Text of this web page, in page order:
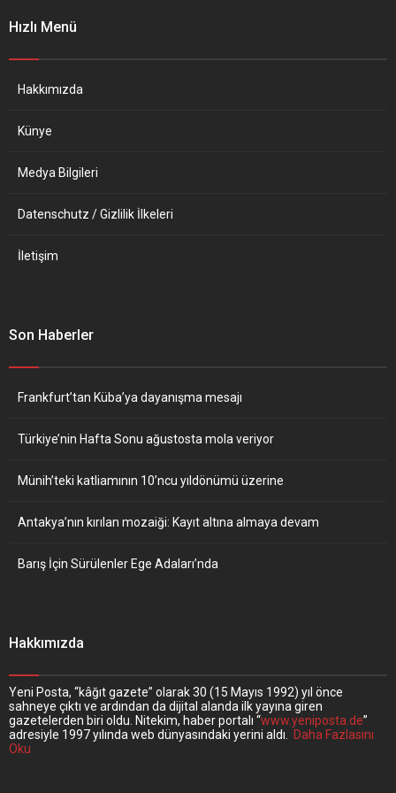
çok sayıda sahte...
Hızlı Menü
Hakkımızda
Künye
Medya Bilgileri
Datenschutz / Gizlilik İlkeleri
İletişim
Son Haberler
Frankfurt’tan Küba’ya dayanışma mesajı
Türkiye’nin Hafta Sonu ağustosta mola veriyor
Münih’teki katliamının 10’ncu yıldönümü üzerine
Antakya’nın kırılan mozaiği: Kayıt altına almaya devam
Barış İçin Sürülenler Ege Adaları’nda
Hakkımızda
Yeni Posta, “kâğıt gazete” olarak 30 (15 Mayıs 1992) yıl önce
sahneye çıktı ve ardından da dijital alanda ilk yayına giren
gazetelerden biri oldu. Nitekim, haber portalı “www.yeniposta.de”
adresiyle 1997 yılında web dünyasındaki yerini aldı. Daha Fazlasını
Oku